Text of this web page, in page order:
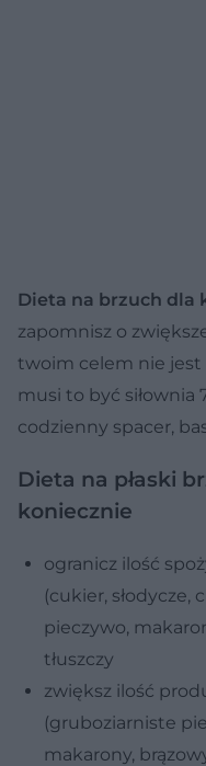
Dieta na brzuch dla
zapomnisz o
twoim celem nie jest
musi to być siłownia
codzienny spacer,
Dieta na płaski
koniecznie
ogranicz ilość
(cukier, słodycze,
pieczywo,
tłuszczy
zwiększ ilość
(gruboziarniste
makarony,